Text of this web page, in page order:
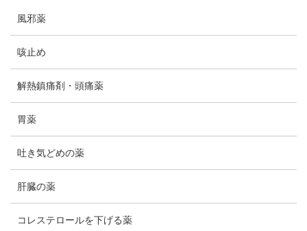
風邪薬
咳止め
解熱鎮痛剤・頭痛薬
胃薬
吐き気どめの薬
肝臓の薬
コレステロールを下げる薬